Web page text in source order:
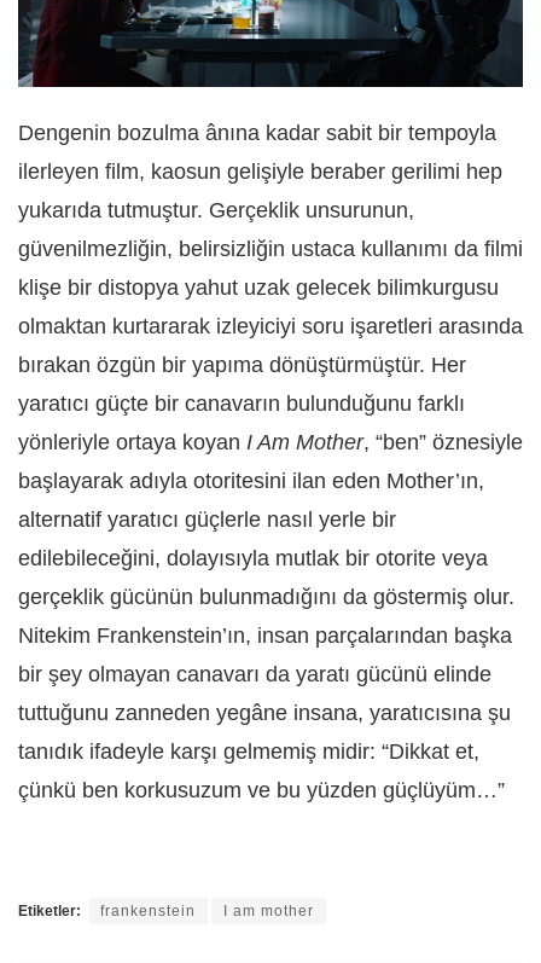
Dengenin bozulma ânına kadar sabit bir tempoyla
ilerleyen film, kaosun gelişiyle beraber gerilimi hep
yukarıda tutmuştur. Gerçeklik unsurunun,
güvenilmezliğin, belirsizliğin ustaca kullanımı da filmi
klişe bir distopya yahut uzak gelecek bilimkurgusu
olmaktan kurtararak izleyiciyi soru işaretleri arasında
bırakan özgün bir yapıma dönüştürmüştür. Her
yaratıcı güçte bir canavarın bulunduğunu farklı
yönleriyle ortaya koyan I Am Mother, “ben” öznesiyle
başlayarak adıyla otoritesini ilan eden Mother’ın,
alternatif yaratıcı güçlerle nasıl yerle bir
edilebileceğini, dolayısıyla mutlak bir otorite veya
gerçeklik gücünün bulunmadığını da göstermiş olur.
Nitekim Frankenstein’ın, insan parçalarından başka
bir şey olmayan canavarı da yaratı gücünü elinde
tuttuğunu zanneden yegâne insana, yaratıcısına şu
tanıdık ifadeyle karşı gelmemiş midir: “Dikkat et,
çünkü ben korkusuzum ve bu yüzden güçlüyüm…”
Etiketler: frankenstein I am mother